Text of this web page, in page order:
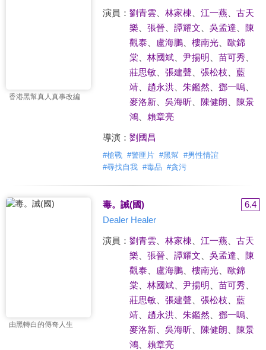
香港黑幫真人真事改編
演員： 劉青雲、 林家棟 江一燕
古天
樂
張晉、 譚耀文 吳孟達
陳
觀泰、 盧海鵬、 樓南光、 歐錦
棠
林國斌、 尹揚明 苗可秀
莊思敏、 張建聲、 張松枝
藍
靖、 趙永洪、 朱鑑然 鄧一嗚、
麥洛新、 吳海昕、 陳健朗
陳景
鴻、 賴章亮
導演： 劉國昌
#槍戰 #警匪片 #黑幫 #男性情誼
#尋找自我 #毒品 #貪污
由黑轉白的傳奇人生
毒。誡(國)
6.4
Dealer Healer
演員： 劉青雲、 林家棟 江一燕
古天
樂
張晉、 譚耀文 吳孟達
陳
觀泰、 盧海鵬、 樓南光、 歐錦
棠
林國斌、 尹揚明 苗可秀
莊思敏、 張建聲、 張松枝
藍
靖、 趙永洪、 朱鑑然 鄧一嗚、
麥洛新、 吳海昕、 陳健朗
陳景
鴻、 賴章亮